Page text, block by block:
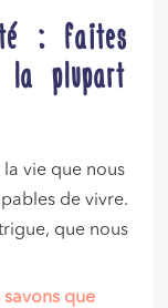
: faites
la plupart
la vie que nous
de vivre.
que nous
que